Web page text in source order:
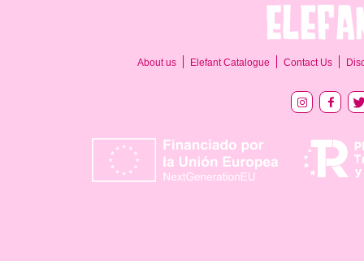
About us Elefant Catalogue Contact Us